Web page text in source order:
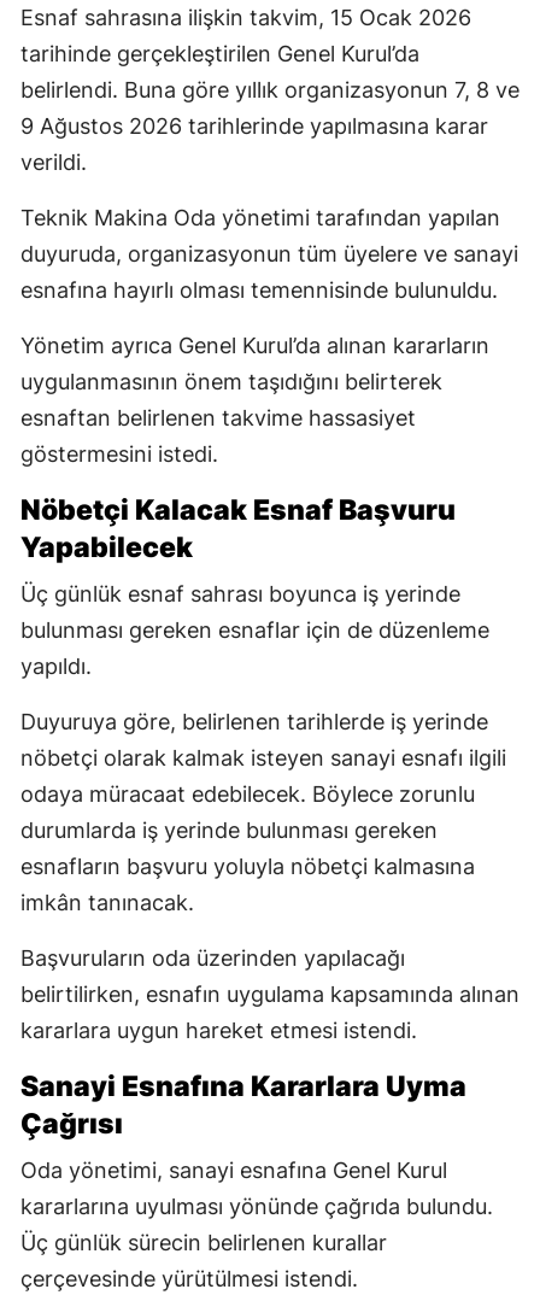
Esnaf sahrasına ilişkin takvim, 15 Ocak 2026
tarihinde gerçekleştirilen Genel Kurul’da
belirlendi. Buna göre yıllık organizasyonun 7, 8 ve
9 Ağustos 2026 tarihlerinde yapılmasına karar
verildi.
Teknik Makina Oda yönetimi tarafından yapılan
duyuruda, organizasyonun tüm üyelere ve sanayi
esnafına hayırlı olması temennisinde bulunuldu.
Yönetim ayrıca Genel Kurul’da alınan kararların
uygulanmasının önem taşıdığını belirterek
esnaftan belirlenen takvime hassasiyet
göstermesini istedi.
Nöbetçi Kalacak Esnaf Başvuru
Yapabilecek
Üç günlük esnaf sahrası boyunca iş yerinde
bulunması gereken esnaflar için de düzenleme
yapıldı.
Duyuruya göre, belirlenen tarihlerde iş yerinde
nöbetçi olarak kalmak isteyen sanayi esnafı ilgili
odaya müracaat edebilecek. Böylece zorunlu
durumlarda iş yerinde bulunması gereken
esnafların başvuru yoluyla nöbetçi kalmasına
imkân tanınacak.
Başvuruların oda üzerinden yapılacağı
belirtilirken, esnafın uygulama kapsamında alınan
kararlara uygun hareket etmesi istendi.
Sanayi Esnafına Kararlara Uyma
Çağrısı
Oda yönetimi, sanayi esnafına Genel Kurul
kararlarına uyulması yönünde çağrıda bulundu.
Üç günlük sürecin belirlenen kurallar
çerçevesinde yürütülmesi istendi.